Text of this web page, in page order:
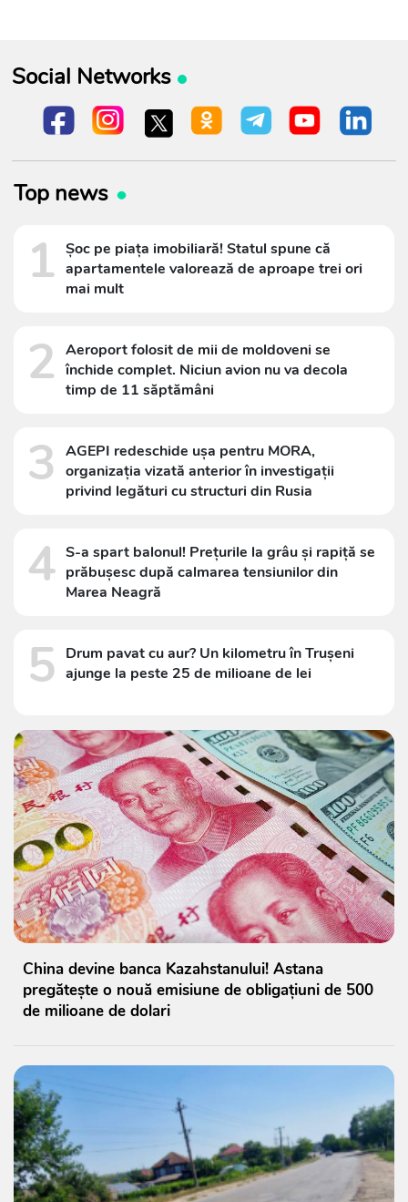
Social Networks
Top news
1 Șoc pe piața imobiliară! Statul spune că
apartamentele valorează de aproape trei ori
mai mult
2 Aeroport folosit de mii de moldoveni se
închide complet. Niciun avion nu va decola
timp de 11 săptămâni
3
AGEPI redeschide ușa pentru MORA,
organizația vizată anterior în investigații
privind legături cu structuri din Rusia
4 S-a spart balonul! Prețurile la grâu și rapiță se
prăbușesc după calmarea tensiunilor din
Marea Neagră
5 Drum pavat cu aur? Un kilometru în Trușeni
ajunge la peste 25 de milioane de lei
China devine banca Kazahstanului! Astana
pregătește o nouă emisiune de obligațiuni de 500
de milioane de dolari